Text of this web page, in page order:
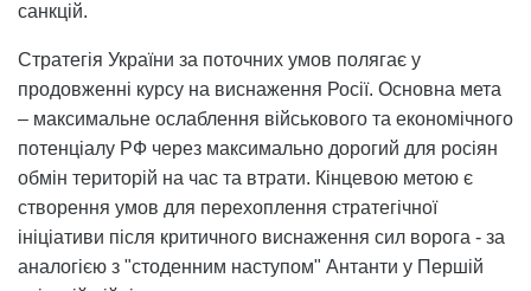
санкцій.
Стратегія України за поточних умов полягає у
продовженні курсу на виснаження Росії. Основна мета
– максимальне ослаблення військового та економічного
потенціалу РФ через максимально дорогий для росіян
обмін територій на час та втрати. Кінцевою метою є
створення умов для перехоплення стратегічної
ініціативи після критичного виснаження сил ворога - за
аналогією з "стоденним наступом" Антанти у Першій